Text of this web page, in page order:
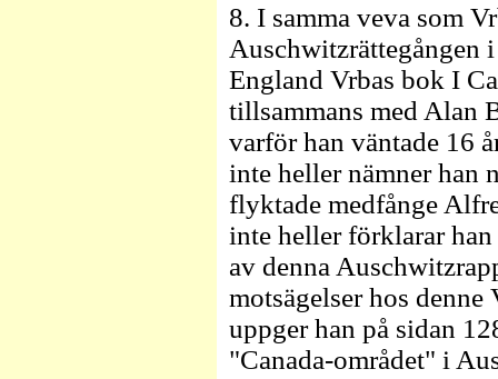
8. I samma veva som
Auschwitzrättegången
England Vrbas bok I
tillsammans med Alan
varför han väntade 16
inte heller nämner han
flyktade medfånge
inte heller förklarar
av denna
motsägelser hos
uppger han på sidan
"Canada-området" i